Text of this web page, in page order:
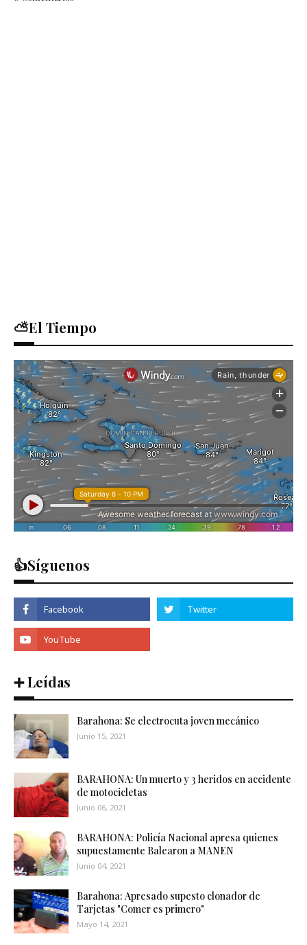
⛅El Tiempo
👍Síguenos
➕ Leídas
Barahona: Se electrocuta joven mecánico
Junio 15, 2021
BARAHONA: Un muerto y 3 heridos en accidente
de motocicletas
Junio 06, 2021
BARAHONA: Policía Nacional apresa quienes
supuestamente Balearon a MANEN
Junio 04, 2021
Barahona: Apresado supesto clonador de
Tarjetas "Comer es primero"
Mayo 14, 2021